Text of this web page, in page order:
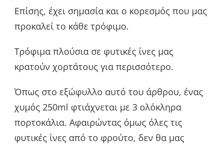
Επίσης, έχει σημασία και ο κορεσμός που μας
προκαλεί το κάθε τρόφιμο.
Τρόφιμα πλούσια σε φυτικές ίνες μας
κρατούν χορτάτους για περισσότερο.
Όπως στο εξώφυλλο αυτό του άρθρου, ένας
χυμός 250ml φτιάχνεται με 3 ολόκληρα
πορτοκάλια. Αφαιρώντας όμως όλες τις
φυτικές ίνες από το φρούτο, δεν θα μας